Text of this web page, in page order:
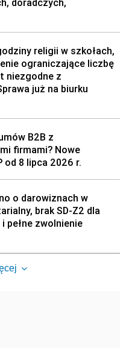
doradczych,
religii w szkołach,
ograniczające liczbę
niezgodne z
już na biurku
B2B z
firmami? Nowe
od 8 lipca 2026 r.
o darowiznach w
brak SD-Z2 dla
pełne zwolnienie